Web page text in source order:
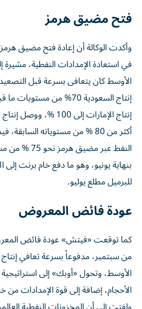
فتح مضيق هرمز
وأكدت الوكالة أن إعادة فتح مضيق
في استعادة الإمدادات النفطية، مشيرة
الأوسط كان يتعافى بسرعة قبل
إنتاج السعودية 70% من
إنتاج الإمارات إلى
أكثر من 80 % من مستوياته
النفط عبر
للبرميل مطلع يوليو.
عودة فائض المعروض
كما توقعت «فيتش» عودة فائض
من سبتمبر، مدفوعاً بسرعة تعافي
الأوسط، وتحول «أوبك» إلى استراتيجية
الأحجام، إضافة إلى قوة الإمدادات من